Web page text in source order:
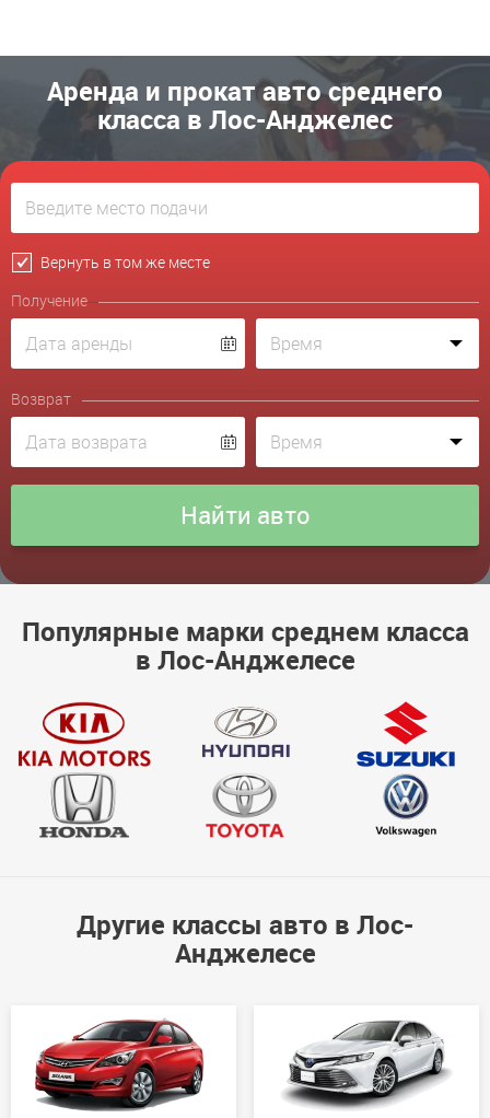
Аренда и прокат авто среднего
класса в Лос-Анджелес
Вернуть в том же месте
Получение
Возврат
Популярные марки среднем класса
в Лос-Анджелесе
Другие классы авто в Лос-
Анджелесе